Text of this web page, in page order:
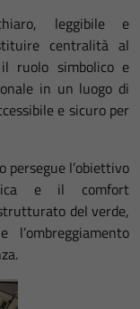
leggibile e
centralità al
ruolo simbolico e
in un luogo di
e sicuro per
persegue l’obiettivo
e il comfort
del verde,